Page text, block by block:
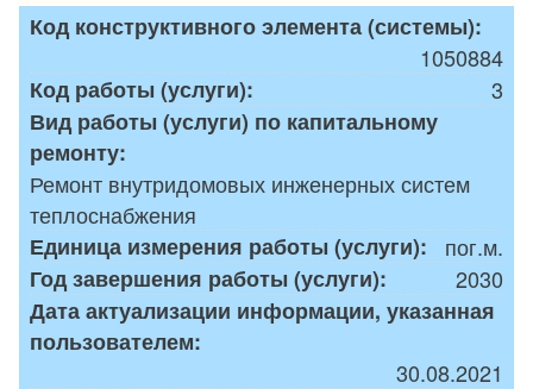
Код конструктивного элемента (системы):
1050884
Код работы (услуги):
3
Вид работы (услуги) по капитальному
ремонту:
Ремонт внутридомовых инженерных систем
теплоснабжения
Единица измерения работы (услуги):
пог.м.
Год завершения работы (услуги):
2030
Дата актуализации информации, указанная
пользователем:
30.08.2021